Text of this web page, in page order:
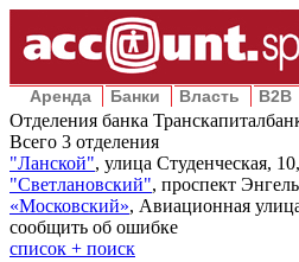
Аренда Банки Власть B2B
Отделения банка
Всего 3 отделения
"Ланской", улица Студенческая,
"Светлановский", проспект
«Московский», Авиационная
сообщить об ошибке
список + поиск